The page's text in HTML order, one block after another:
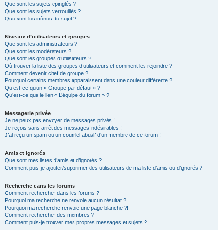
Que sont les sujets épinglés ?
Que sont les sujets verrouillés ?
Que sont les icônes de sujet ?
Niveaux d’utilisateurs et groupes
Que sont les administrateurs ?
Que sont les modérateurs ?
Que sont les groupes d’utilisateurs ?
Où trouver la liste des groupes d’utilisateurs et comment les rejoindre ?
Comment devenir chef de groupe ?
Pourquoi certains membres apparaissent dans une couleur différente ?
Qu’est-ce qu’un « Groupe par défaut » ?
Qu’est-ce que le lien « L’équipe du forum » ?
Messagerie privée
Je ne peux pas envoyer de messages privés !
Je reçois sans arrêt des messages indésirables !
J’ai reçu un spam ou un courriel abusif d’un membre de ce forum !
Amis et ignorés
Que sont mes listes d’amis et d’ignorés ?
Comment puis-je ajouter/supprimer des utilisateurs de ma liste d’amis ou d’ignorés ?
Recherche dans les forums
Comment rechercher dans les forums ?
Pourquoi ma recherche ne renvoie aucun résultat ?
Pourquoi ma recherche renvoie une page blanche ?!
Comment rechercher des membres ?
Comment puis-je trouver mes propres messages et sujets ?